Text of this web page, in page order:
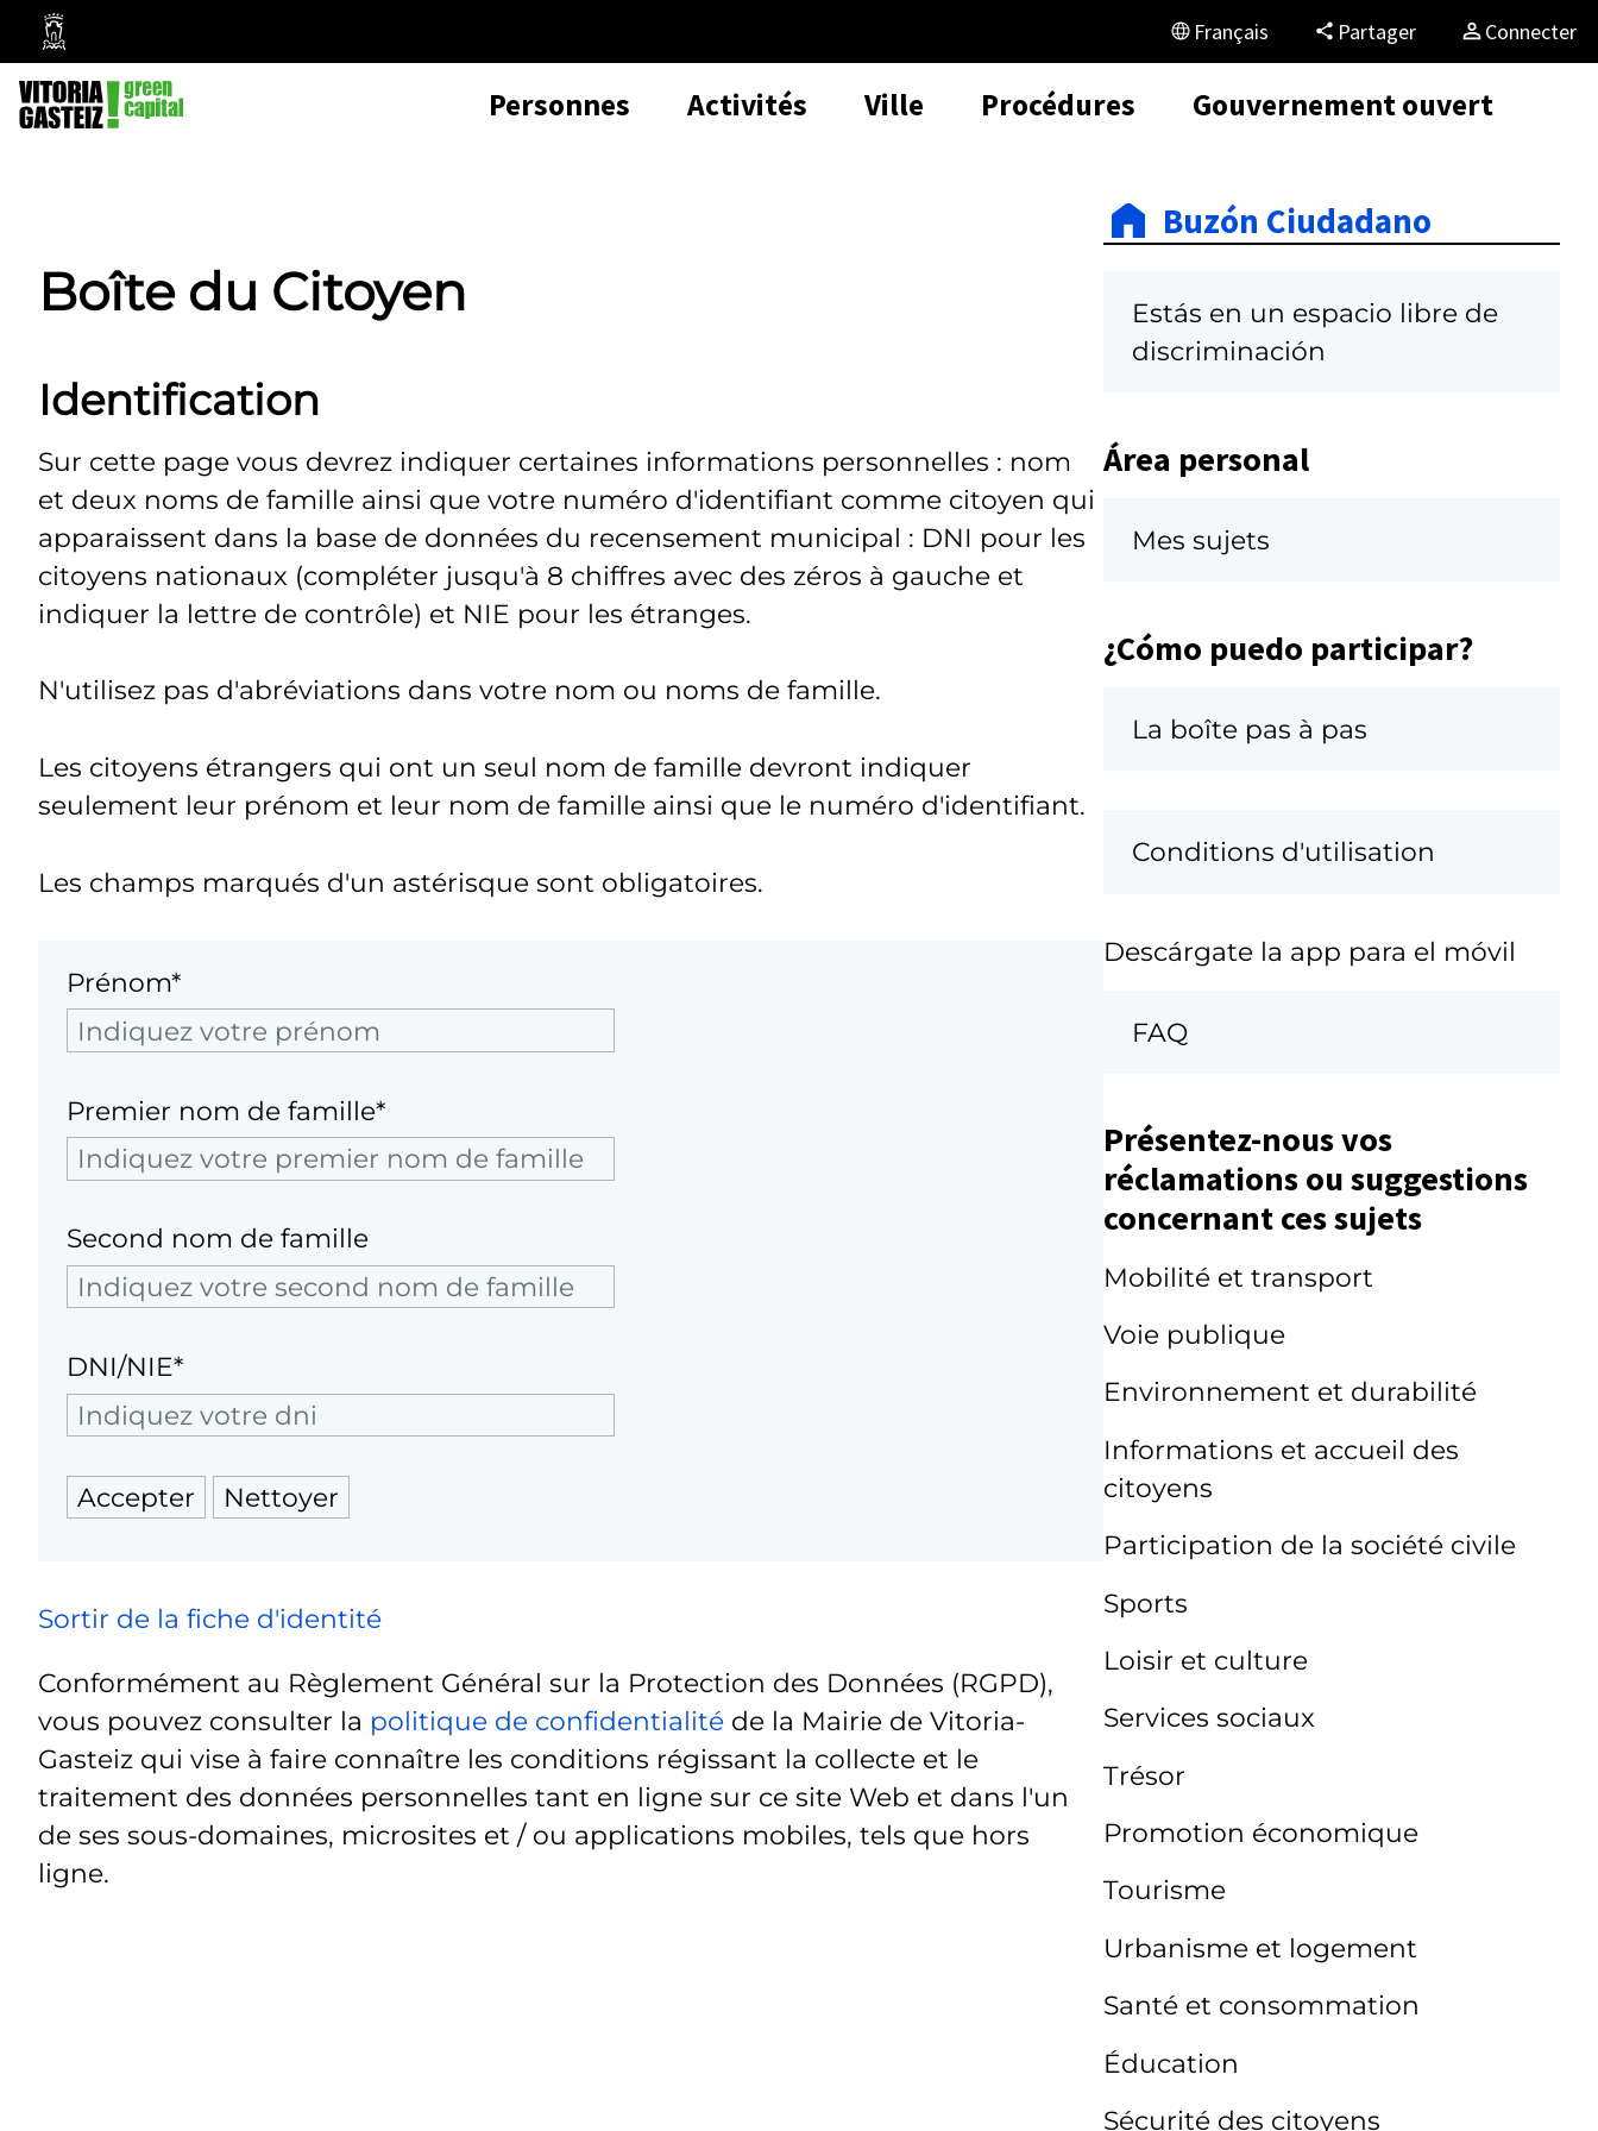
Mairie
de
Vitoria-
Gasteiz
Français Partager Connecter
Personnes Activités Ville Procédures Gouvernement ouvert
Boîte du Citoyen
Identification
Sur cette page vous devrez indiquer certaines informations personnelles : nom
et deux noms de famille ainsi que votre numéro d'identifiant comme citoyen qui
apparaissent dans la base de données du recensement municipal : DNI pour les
citoyens nationaux (compléter jusqu'à 8 chiffres avec des zéros à gauche et
indiquer la lettre de contrôle) et NIE pour les étranges.
N'utilisez pas d'abréviations dans votre nom ou noms de famille.
Les citoyens étrangers qui ont un seul nom de famille devront indiquer
seulement leur prénom et leur nom de famille ainsi que le numéro d'identifiant.
Les champs marqués d'un astérisque sont obligatoires.
Prénom*
Premier nom de famille*
Second nom de famille
DNI/NIE*
Sortir de la fiche d'identité
Conformément au Règlement Général sur la Protection des Données (RGPD),
vous pouvez consulter la politique de confidentialité de la Mairie de Vitoria-
Gasteiz qui vise à faire connaître les conditions régissant la collecte et le
traitement des données personnelles tant en ligne sur ce site Web et dans l'un
de ses sous-domaines, microsites et / ou applications mobiles, tels que hors
ligne.
Buzón Ciudadano
Estás en un espacio libre de
discriminación
Área personal
Mes sujets
¿Cómo puedo participar?
La boîte pas à pas
Conditions d'utilisation
Descárgate la app para el móvil
FAQ
Présentez-nous vos
réclamations ou suggestions
concernant ces sujets
Mobilité et transport
Voie publique
Environnement et durabilité
Informations et accueil des
citoyens
Participation de la société civile
Sports
Loisir et culture
Services sociaux
Trésor
Promotion économique
Tourisme
Urbanisme et logement
Santé et consommation
Éducation
Sécurité des citoyens